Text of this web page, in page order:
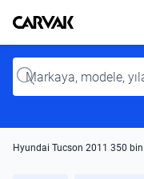
Kavak
Input
Hyundai Tucson 2011 350